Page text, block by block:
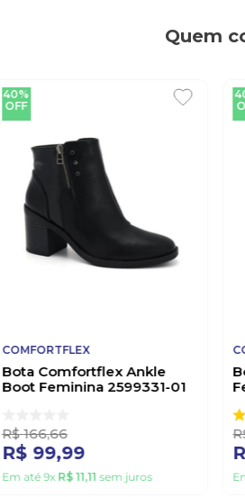
Quem
40%
OFF
COMFORTFLEX
Bota Comfortflex Ankle
Boot Feminina 2599331-01
R$ 166,66
R$ 99,99
Em até9x R$ 11,11sem juros